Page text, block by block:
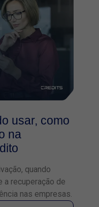
usar, como
na
quando
recuperação de
nas empresas.